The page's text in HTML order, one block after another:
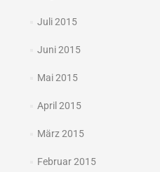
Juli 2015
Juni 2015
Mai 2015
April 2015
März 2015
Februar 2015